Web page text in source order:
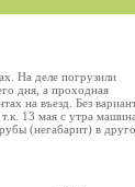
На деле погрузили
дня, а проходная
на въезд. Без
13 мая с утра машина
(негабарит) в